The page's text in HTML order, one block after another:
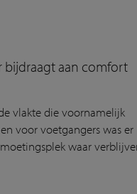
bijdraagt aan comfort
vlakte die voornamelijk
voor voetgangers was er
waar